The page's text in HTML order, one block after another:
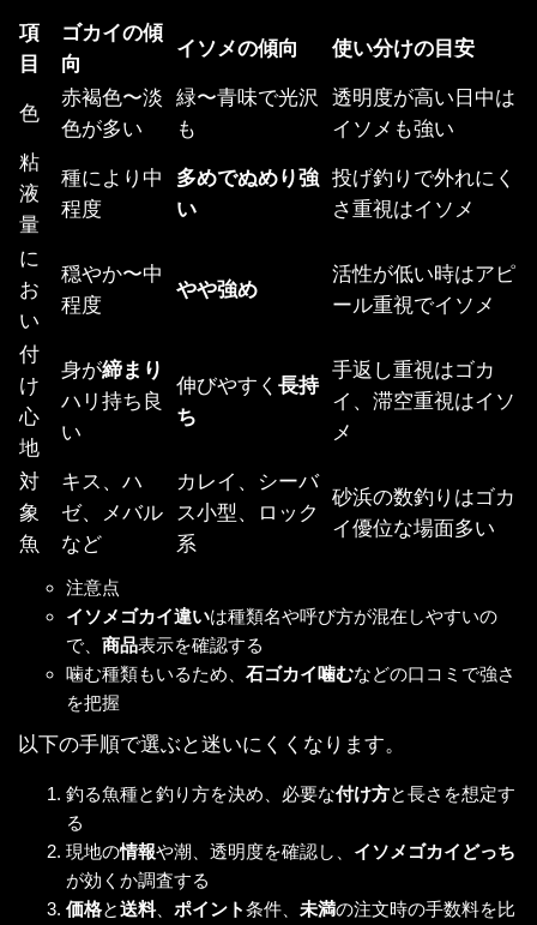
項
目
ゴカイの傾
向
イソメの傾向 使い分けの目安
色
赤褐色〜淡
色が多い
緑〜青味で光沢
も
透明度が高い日中は
イソメも強い
粘
液
量
種により中
程度
多めでぬめり強
い
投げ釣りで外れにく
さ重視はイソメ
に
お
い
穏やか〜中
程度
やや強め
活性が低い時はアピ
ール重視でイソメ
付
け
心
地
身が締まり
ハリ持ち良
い
伸びやすく 長持
ち
手返し重視はゴカ
イ、滞空重視はイソ
メ
対
象
魚
キス、ハ
ゼ、メバル
など
カレイ、シーバ
ス小型、ロック
系
砂浜の数釣りはゴカ
イ優位な場面多い
注意点
イソメゴカイ違いは種類名や呼び方が混在しやすいの
で、 商品表示を確認する
噛む種類もいるため、 石ゴカイ噛むなどの口コミで強さ
を把握
以下の手順で選ぶと迷いにくくなります。
釣る魚種と釣り方を決め、必要な付け方と長さを想定す
る
現地の情報や潮、透明度を確認し、 イソメゴカイどっち
が効くか調査する
価格と送料、 ポイント条件、 未満の注文時の手数料を比